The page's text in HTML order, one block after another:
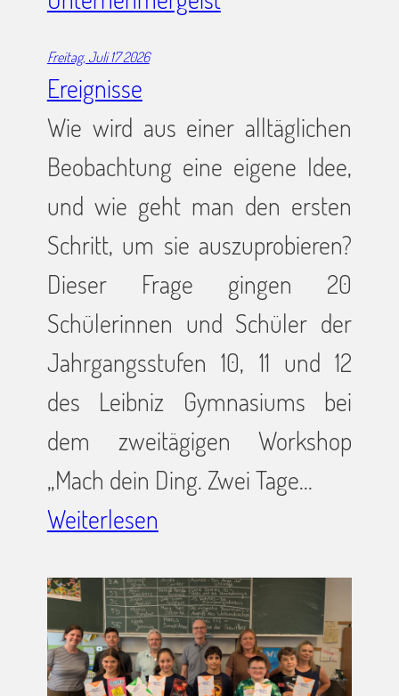
Freitag, Juli 17 2026
Ereignisse
Wie wird aus einer alltäglichen
Beobachtung eine eigene Idee,
und wie geht man den ersten
Schritt, um sie auszuprobieren?
Dieser Frage gingen 20
Schülerinnen und Schüler der
Jahrgangsstufen 10, 11 und 12
des Leibniz Gymnasiums bei
dem zweitägigen Workshop
„Mach dein Ding. Zwei Tage…
Weiterlesen